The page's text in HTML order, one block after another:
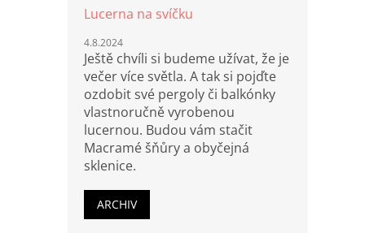
Lucerna na svíčku
4.8.2024
Ještě chvíli si budeme užívat, že je
večer více světla. A tak si pojďte
ozdobit své pergoly či balkónky
vlastnoručně vyrobenou
lucernou. Budou vám stačit
Macramé šňůry a obyčejná
sklenice.
ARCHIV